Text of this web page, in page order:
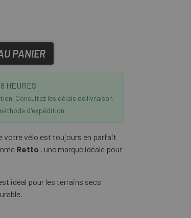
PANIER
HEURES
Consultez les délais de livraison
d'expédition.
votre vélo est toujours en parfait
Retto , une marque idéale pour
idéal pour les terrains secs